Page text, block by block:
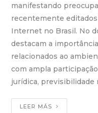
manifestando
recentemente
Internet no Brasil. No
destacam a
relacionados ao
com ampla
jurídica, previsibilidade
LEER MÁS